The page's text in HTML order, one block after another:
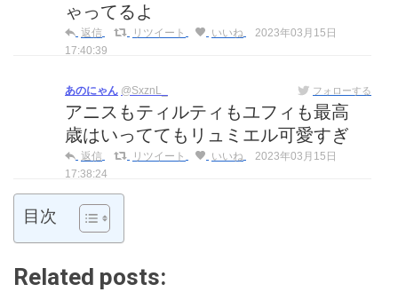
ゃってるよ
返信 リツイート いいね
2023年03月15日
17:40:39
あのにゃん @SxznL_ フォローする
アニスもティルティもユフィも最高
歳はいっててもリュミエル可愛すぎ
返信 リツイート いいね
2023年03月15日
17:38:24
目次
Related posts: